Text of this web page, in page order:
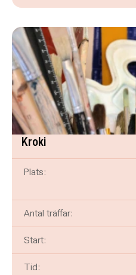
Kroki
Plats:
Antal träffar:
Start:
Tid: